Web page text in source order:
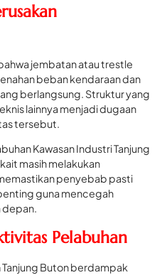
jembatan atau trestle
beban kendaraan dan
berlangsung. Struktur yang
lainnya menjadi dugaan
tersebut.
Kawasan Industri Tanjung
masih melakukan
penyebab pasti
guna mencegah
depan.
Pelabuhan
Buton berdampak